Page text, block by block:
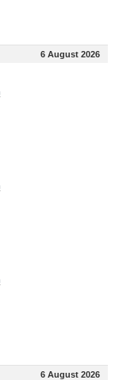
6 August 2026
6 August 2026